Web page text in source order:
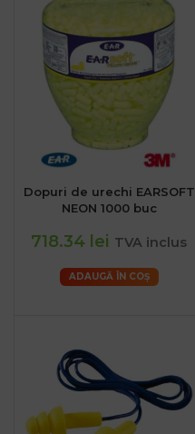
Dopuri de urechi EARSOFT
NEON 1000 buc
718.34 lei TVA inclus
ADAUGĂ ÎN COȘ